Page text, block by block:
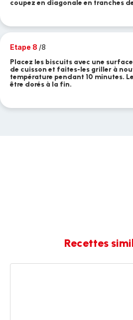
coupez en diagonale en tranches de
Etape 8 /8
Placez les biscuits avec une
de cuisson et faites-les griller à
température pendant 10 minutes.
être dorés à la fin.
Recettes